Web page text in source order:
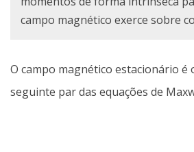
campo magnético exerce sobre
O campo magnético estacionário
seguinte par das equações de